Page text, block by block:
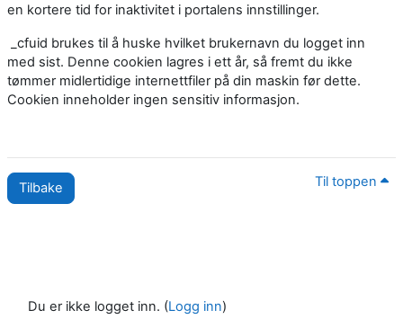
en kortere tid for inaktivitet i portalens innstillinger.
_cfuid brukes til å huske hvilket brukernavn du logget inn
med sist. Denne cookien lagres i ett år, så fremt du ikke
tømmer midlertidige internettfiler på din maskin før dette.
Cookien inneholder ingen sensitiv informasjon.
Tilbake Til toppen
Du er ikke logget inn. (Logg inn)